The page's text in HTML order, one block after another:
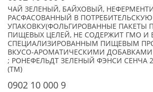
ЧАЙ ЗЕЛЕНЫЙ, БАЙХОВЫЙ,
РАСФАСОВАННЫЙ В ПОТРЕБИТЕЛЬСКУЮ
УПАКОВКУ(ФОЛЬГИРОВАННЫЕ ПАКЕТЫ
ПИЩЕВЫХ ЦЕЛЕЙ, НЕ СОДЕРЖИТ ГМО И
СПЕЦИАЛИЗИРОВАННЫМ ПИЩЕВЫМ
ВКУСО-АРОМАТИЧЕСКИМИ ДОБАВКАМИ
; РОНЕФЕЛЬДТ ЗЕЛЕНЫЙ ФЭНСИ СЕНЧА
(TM)
0902 10 000 9